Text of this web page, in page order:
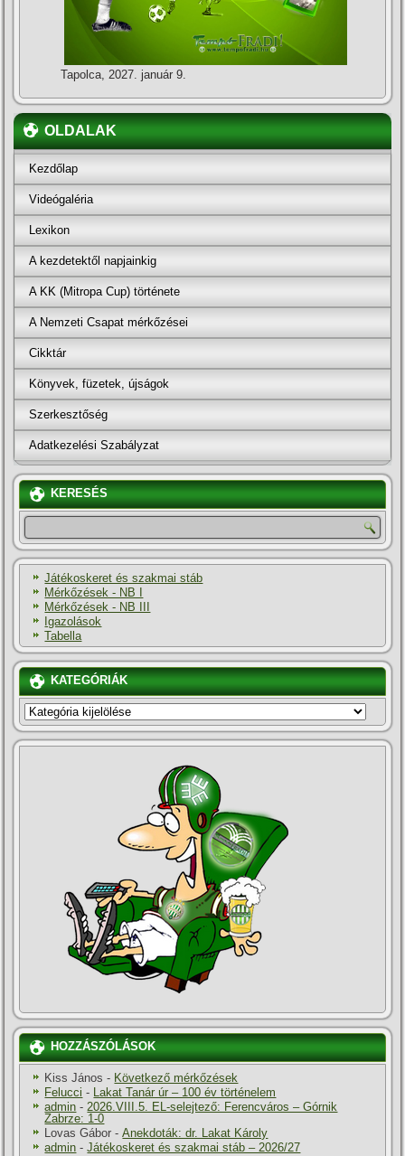
Tapolca, 2027. január 9.
OLDALAK
Kezdőlap
Videógaléria
Lexikon
A kezdetektől napjainkig
A KK (Mitropa Cup) története
A Nemzeti Csapat mérkőzései
Cikktár
Könyvek, füzetek, újságok
Szerkesztőség
Adatkezelési Szabályzat
KERESÉS
Játékoskeret és szakmai stáb
Mérkőzések - NB I
Mérkőzések - NB III
Igazolások
Tabella
KATEGÓRIÁK
KATEGÓRIÁK
HOZZÁSZÓLÁSOK
Kiss János - Következő mérkőzések
Felucci - Lakat Tanár úr – 100 év történelem
admin - 2026.VIII.5. EL-selejtező: Ferencváros – Górnik
Zabrze: 1-0
Lovas Gábor -Anekdoták: dr. Lakat Károly
admin -Játékoskeret és szakmai stáb – 2026/27